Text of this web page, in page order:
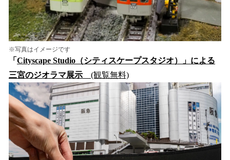
※写真はイメージです
「 Cityscape Studio（シティスケープスタジオ）」による
三宮のジオラマ展示 (観覧無料)